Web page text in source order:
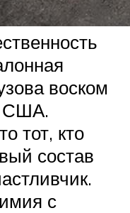
воском
США.
тот, кто
состав
с